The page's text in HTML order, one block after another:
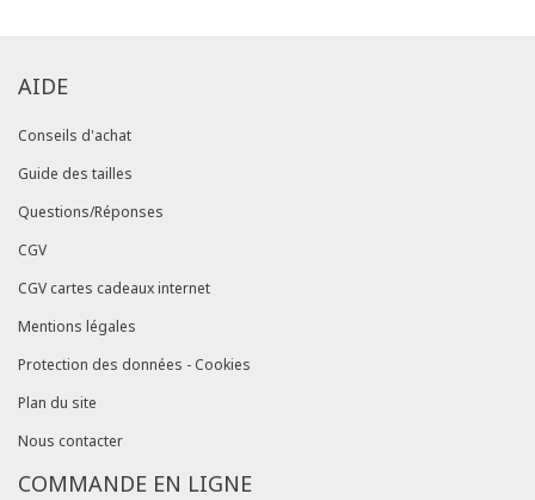
AIDE
Conseils d'achat
Guide des tailles
Questions/Réponses
CGV
CGV cartes cadeaux internet
Mentions légales
Protection des données - Cookies
Plan du site
Nous contacter
COMMANDE EN LIGNE